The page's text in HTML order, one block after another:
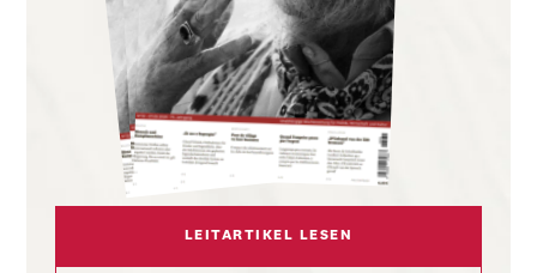
LEITARTIKEL LESEN